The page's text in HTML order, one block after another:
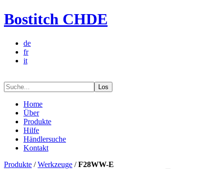
Bostitch CHDE
de
fr
it
Los
Home
Über
Produkte
Hilfe
Händlersuche
Kontakt
Produkte /Werkzeuge /F28WW-E